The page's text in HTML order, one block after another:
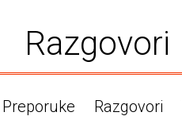
Razgovori
Preporuke Razgovori